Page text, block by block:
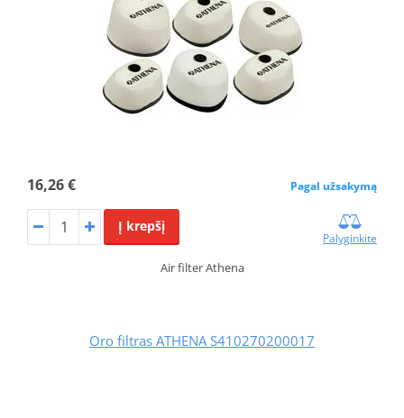
16,26 € Pagal užsakymą
Į krepšį
Palyginkite
Air filter Athena
Oro filtras ATHENA S410270200017